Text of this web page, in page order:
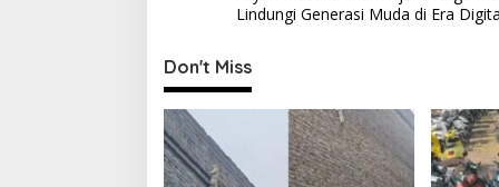
o
t
n
v
Lindungi Generasi Muda di Era
Don't Miss